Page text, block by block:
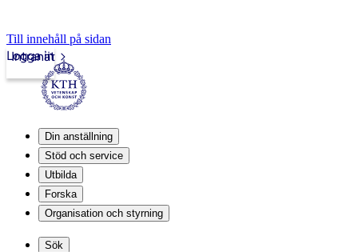
Till innehåll på sidan
Intranät
Logga in
Din anställning
Stöd och service
Utbilda
Forska
Organisation och styrning
Sök